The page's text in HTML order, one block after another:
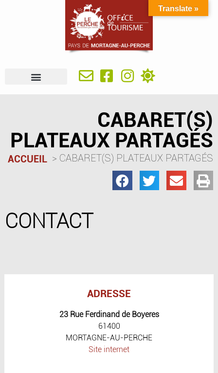
CABARET(S)
PLATEAUX PARTAGÉS
ACCUEIL CABARET(S) PLATEAUX PARTAGÉS
CONTACT
ADRESSE
23 Rue Ferdinand de Boyeres
61400
MORTAGNE-AU-PERCHE
Site internet
Translate »